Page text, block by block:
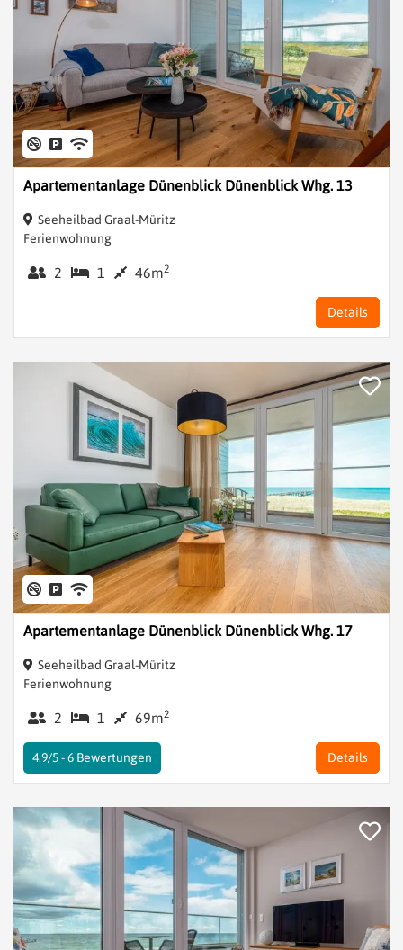
Apartementanlage Dünenblick Dünenblick Whg. 13
Seeheilbad Graal-Müritz
Ferienwohnung
2 1 46m2
Details
Apartementanlage Dünenblick Dünenblick Whg. 17
Seeheilbad Graal-Müritz
Ferienwohnung
2 1 69m2
Details
4.9/5 -6 Bewertungen